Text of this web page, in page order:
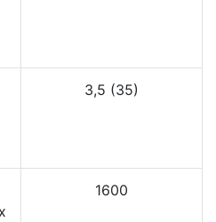
3,5 (35)
1600